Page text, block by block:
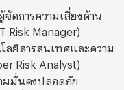
จัดการความเสี่ยงด้าน
Risk Manager)
ลยีสารสนเทศและความ
Risk Analyst)
มมั่นคงปลอดภัย